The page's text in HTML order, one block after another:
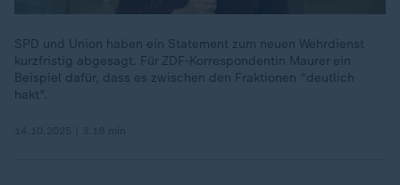
SPD und Union haben ein Statement zum neuen Wehrdienst
kurzfristig abgesagt. Für ZDF-Korrespondentin Maurer ein
Beispiel dafür, dass es zwischen den Fraktionen “deutlich
hakt”.